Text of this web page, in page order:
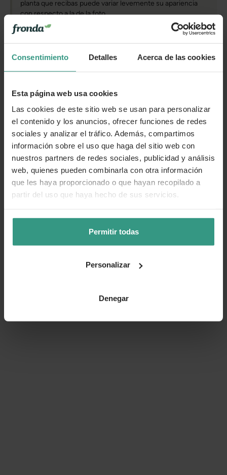
Consentimiento Detalles Acerca de las cookies
Esta página web usa cookies
Las cookies de este sitio web se usan para personalizar
el contenido y los anuncios, ofrecer funciones de redes
sociales y analizar el tráfico. Además, compartimos
información sobre el uso que haga del sitio web con
nuestros partners de redes sociales, publicidad y análisis
web, quienes pueden combinarla con otra información
que les haya proporcionado o que hayan recopilado a
partir del uso que haya hecho de sus servicios.
Permitir todas
Personalizar
Denegar
planta que recibas puede variar levemente su apariencia
con respecto a la de la foto.
Cuidados
Categorías
Número de artículo:11004011
¿Te ha resultado útil la información de este producto?
👍 Sí 😐 Más o menos 👎 No